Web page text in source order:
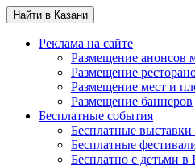
Найти в Казани
Реклама на сайте
Размещение анонсов
Размещение
Размещение мест и
Размещение баннеров
Бесплатные события
Бесплатные выставки
Бесплатные
Бесплатно с детьми в